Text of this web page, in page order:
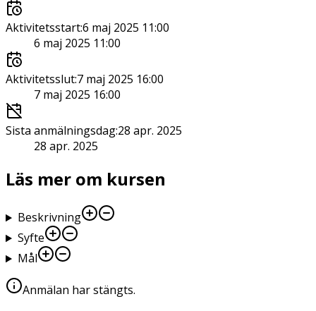
Aktivitetsstart:6 maj 2025 11:00
6 maj 2025 11:00
Aktivitetsslut:7 maj 2025 16:00
7 maj 2025 16:00
Sista anmälningsdag:28 apr. 2025
28 apr. 2025
Läs mer om kursen
Beskrivning
Syfte
Mål
Anmälan har stängts.